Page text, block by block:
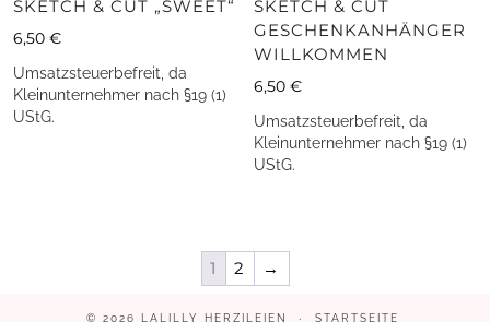
SKETCH & CUT „SWEET“
6,50 €
Umsatzsteuerbefreit, da
Kleinunternehmer nach §19 (1)
UStG.
SKETCH & CUT
GESCHENKANHÄNGER
WILLKOMMEN
6,50€
Umsatzsteuerbefreit, da
Kleinunternehmer nach §19 (1)
UStG.
1 2 →
© 2026 LALILLY HERZILEIEN STARTSEITE